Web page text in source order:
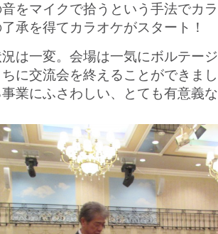
をマイクで拾うという手法でカ
承を得てカラオケがスタート！
は一変。会場は一気にボルテー
に交流会を終えることができま
業にふさわしい、とても有意義